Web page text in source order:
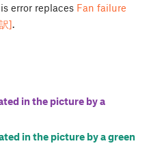
error replaces Fan failure
].
in the picture by a
in the picture by a green